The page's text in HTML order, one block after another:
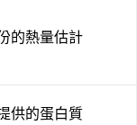
的熱量估計
供的蛋白質